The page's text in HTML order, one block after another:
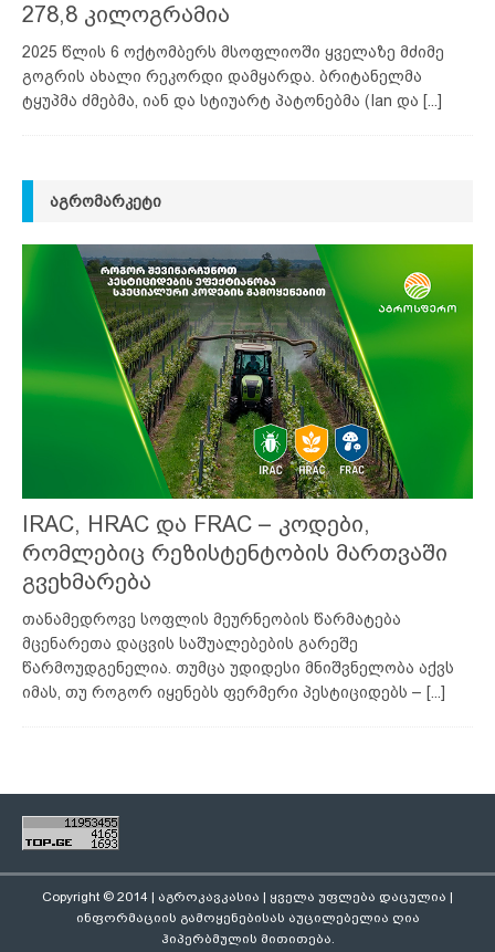
278,8 კილოგრამია
2025 წლის 6 ოქტომბერს მსოფლიოში ყველაზე მძიმე
გოგრის ახალი რეკორდი დამყარდა. ბრიტანელმა
ტყუპმა ძმებმა, იან და სტიუარტ პატონებმა (Ian და [...]
ᲐᲒᲠᲝᲛᲐᲠᲙᲔᲢᲘ
IRAC, HRAC და FRAC – კოდები,
რომლებიც რეზისტენტობის მართვაში
გვეხმარება
თანამედროვე სოფლის მეურნეობის წარმატება
მცენარეთა დაცვის საშუალებების გარეშე
წარმოუდგენელია. თუმცა უდიდესი მნიშვნელობა აქვს
იმას, თუ როგორ იყენებს ფერმერი პესტიციდებს – [...]
Copyright © 2014 | აგროკავკასია | ყველა უფლება დაცულია |
ინფორმაციის გამოყენებისას აუცილებელია ღია
ჰიპერბმულის მითითება.